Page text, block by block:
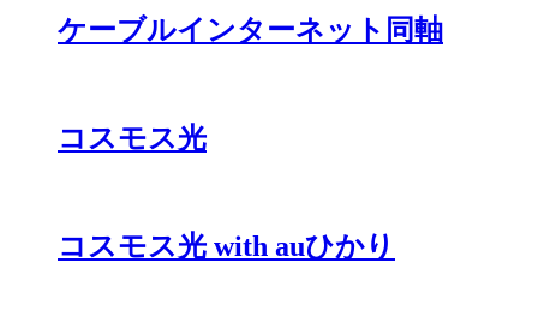
ケーブルインターネット同軸
コスモス光
コスモス光 with auひかり